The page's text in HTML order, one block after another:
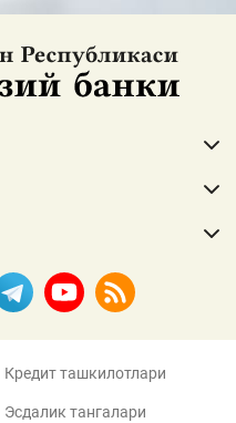
Кредит ташкилотлари
Эсдалик тангалари